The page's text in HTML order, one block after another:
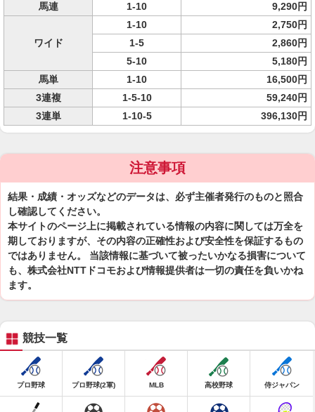
馬連
1-10 9,290円
ワイド
1-10
2,750円
1-5
2,860円
5-10
5,180円
馬単
1-10
16,500円
3連複
1-5-10
59,240円
3連単
1-10-5 396,130円
注意事項
結果・成績・オッズなどのデータは、必ず主催者発行のものと照合
し確認してください。
本サイトのページ上に掲載されている情報の内容に関しては万全を
期しておりますが、その内容の正確性および安全性を保証するもの
ではありません。 当該情報に基づいて被ったいかなる損害について
も、株式会社NTTドコモおよび情報提供者は一切の責任を負いかね
ます。
競技一覧
プロ野球 プロ野球(2軍) MLB 高校野球 侍ジャパン